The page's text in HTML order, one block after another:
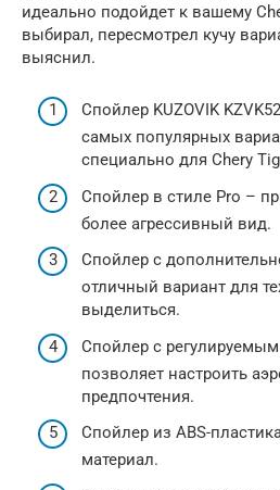
идеально подойдет к вашему
выбирал, пересмотрел кучу
выяснил.
Спойлер KUZOVIK
самых популярных
специально для Chery
Спойлер в стиле Pro –
более агрессивный вид.
Спойлер с
отличный вариант для
выделиться.
Спойлер с
позволяет настроить
предпочтения.
Спойлер из ABS-
материал.